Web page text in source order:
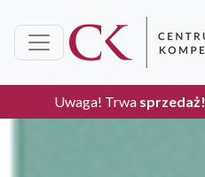
Uwaga! Trwa sprzedaż!